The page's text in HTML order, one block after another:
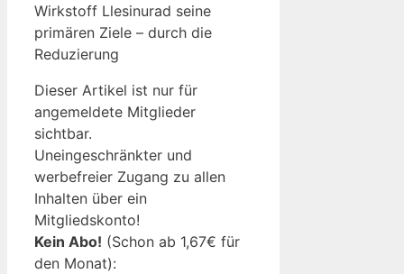
Wirkstoff Llesinurad seine
primären Ziele – durch die
Reduzierung
Dieser Artikel ist nur für
angemeldete Mitglieder
sichtbar.
Uneingeschränkter und
werbefreier Zugang zu allen
Inhalten über ein
Mitgliedskonto!
Kein Abo! (Schon ab 1,67€ für
den Monat):